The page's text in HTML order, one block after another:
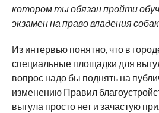
котором ты обязан пройти
экзамен на право владения
Из интервью понятно, что в
специальные площадки для
вопрос надо бы поднять на
изменению Правил
выгула просто нет и зачастую